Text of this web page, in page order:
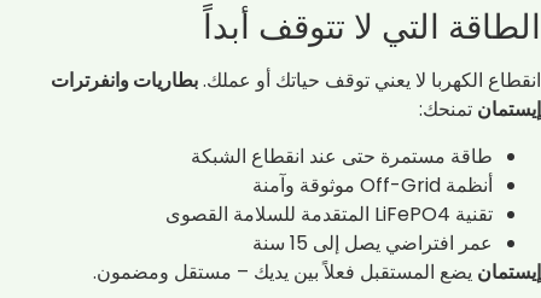
الطاقة التي لا تتوقف أبداً
انقطاع الكهربا لا يعني توقف حياتك أو عملك.بطاريات وانفرترات
إيستمان تمنحك:
طاقة مستمرة حتى عند انقطاع الشبكة
أنظمة Off-Grid موثوقة وآمنة
تقنية LiFePO4 المتقدمة للسلامة القصوى
عمر افتراضي يصل إلى 15 سنة
إيستمان يضع المستقبل فعلاً بين يديك – مستقل ومضمون.